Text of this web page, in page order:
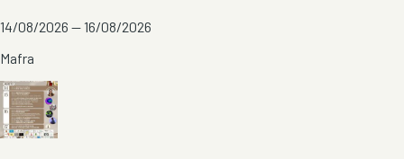
14/08/2026 — 16/08/2026
Mafra